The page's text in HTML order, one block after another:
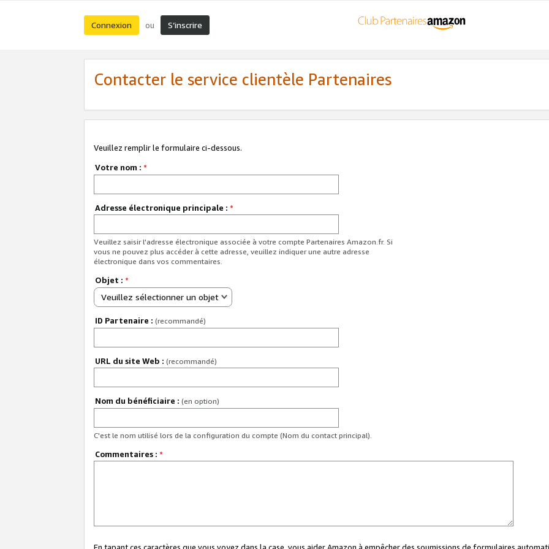
Connexion ou S’inscrire
Contacter le service clientèle Partenaires
Veuillez remplir le formulaire ci-dessous.
Votre nom : *
Adresse électronique principale : *
Veuillez saisir l'adresse électronique associée à votre compte Partenaires Amazon.fr. Si
vous ne pouvez plus accéder à cette adresse, veuillez indiquer une autre adresse
électronique dans vos commentaires.
Objet : *
Veuillez sélectionner un objet
ID Partenaire : (recommandé)
URL du site Web : (recommandé)
Nom du bénéficiaire : (en option)
C'est le nom utilisé lors de la configuration du compte (Nom du contact principal).
Commentaires : *